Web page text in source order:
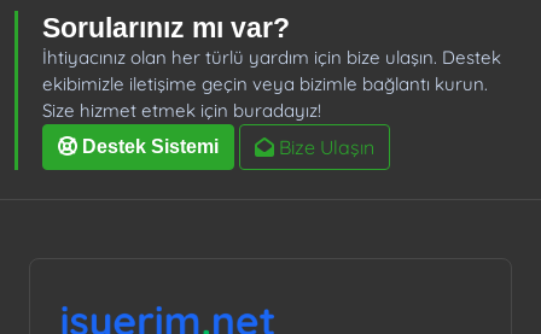
Sorularınız mı var?
İhtiyacınız olan her türlü yardım için bize ulaşın. Destek
ekibimizle iletişime geçin veya bizimle bağlantı kurun.
Size hizmet etmek için buradayız!
Destek Sistemi Bize Ulaşın